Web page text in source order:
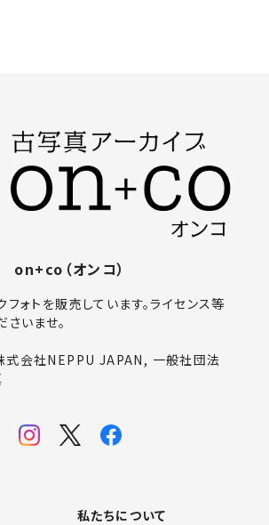
on+co（オンコ）
ォトを販売しています。ライセンス等
いませ。
会社NEPPU JAPAN, 一般社団法
私たちについて